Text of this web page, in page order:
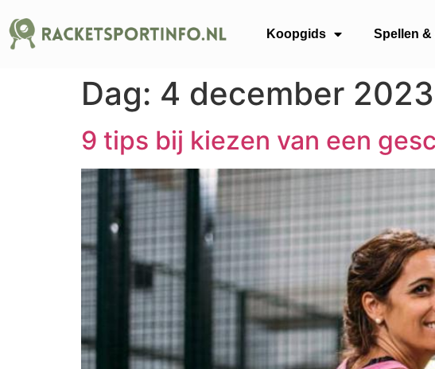
Koopgids Spellen
Dag: 4 december 2023
9 tips bij kiezen van een